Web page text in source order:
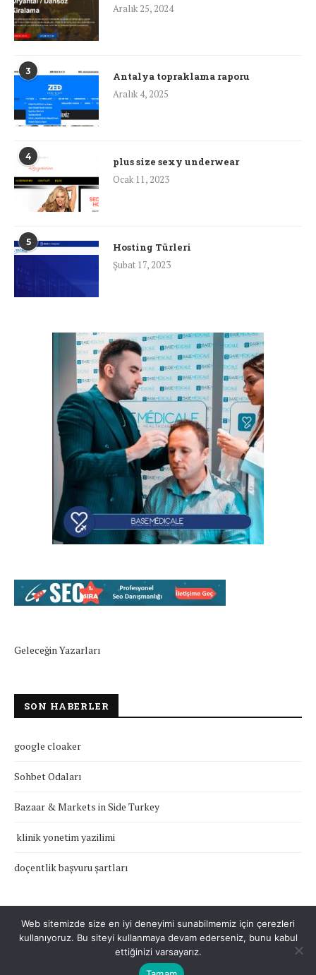
Aralık 25, 2024
3
Antalya topraklama raporu
Aralık 4, 2025
4
plus size sexy underwear
Ocak 11, 2023
5
Hosting Türleri
Şubat 17, 2023
Geleceğin Yazarları
SON HABERLER
google cloaker
Sohbet Odaları
Bazaar & Markets in Side Turkey
klinik yonetim yazilimi
doçentlik başvuru şartları
Gizlilik Politikası Hakkımızda
Web sitemizde size en iyi deneyimi sunabilmemiz için çerezleri
kullanıyoruz. Bu siteyi kullanmaya devam ederseniz, bunu kabul
ettiğinizi varsayarız.